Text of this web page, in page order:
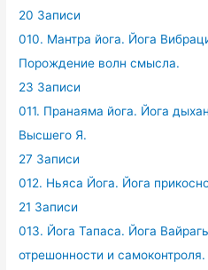
20 Записи
010. Мантра йога. Йога
Порождение волн смысла.
23 Записи
011. Пранаяма йога. Йога
Высшего Я.
27 Записи
012. Ньяса Йога. Йога
21 Записи
013. Йога Тапаса. Йога
отрешонности и самоконтроля.